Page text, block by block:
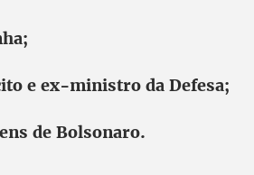
e ex-ministro da Defesa;
de Bolsonaro.